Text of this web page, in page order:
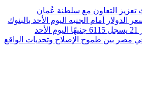
تعزيز التعاون مع سلطنة عُمان
أمام الجنيه اليوم الأحد بالبنوك
مصر بين طموح الإصلاح وتحديات الواقع